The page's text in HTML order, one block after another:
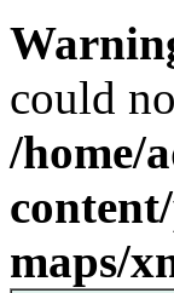
could
/home/
maps/